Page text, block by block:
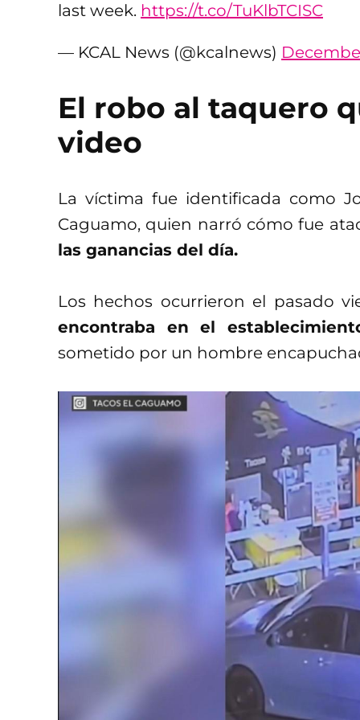
last week. https://t.co/TuKlbTCISC
— KCAL News (@kcalnews)
El robo al taquero
video
La víctima fue identificada como
Caguamo, quien narró cómo fue
las ganancias del día.
Los hechos ocurrieron el pasado
encontraba en el
sometido por un hombre